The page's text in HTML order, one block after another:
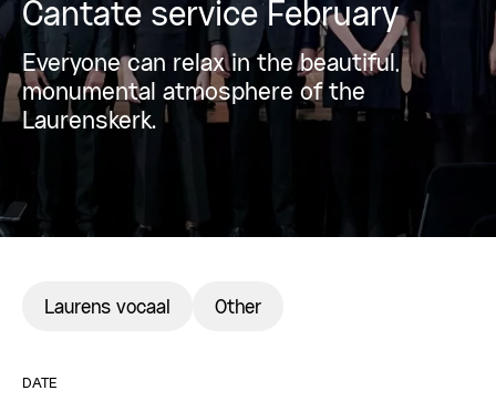
Cantate service February
Everyone can relax in the beautiful,
monumental atmosphere of the
Laurenskerk.
Laurens vocaal Other
DATE